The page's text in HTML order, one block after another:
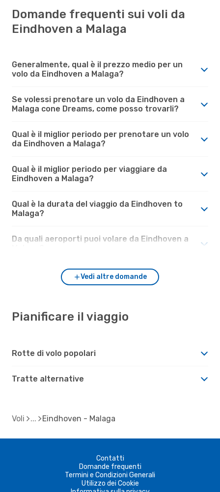
Domande frequenti sui voli da
Eindhoven a Malaga
Generalmente, qual è il prezzo medio per un
volo da Eindhoven a Malaga?
Se volessi prenotare un volo da Eindhoven a
Malaga cone Dreams, come posso trovarli?
Qual è il miglior periodo per prenotare un volo
da Eindhoven a Malaga?
Qual è il miglior periodo per viaggiare da
Eindhoven a Malaga?
Qual è la durata del viaggio da Eindhoven to
Malaga?
Da quali aeroporti puoi volare da Eindhoven a
Vedi altre domande
Pianificare il viaggio
Rotte di volo popolari
Tratte alternative
Voli Eindhoven - Malaga
Contatti
Domande frequenti
Termini e Condizioni Generali
Utilizzo dei Cookie